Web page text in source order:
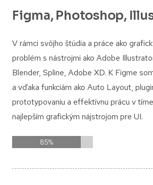
Figma, Photoshop,
V rámci svôjho štúdia a práce ako
problém s nástrojmi ako Adobe
Blender, Spline, Adobe XD. K Figme
a vďaka funkciám ako Auto Layout,
prototypovaniu a effektívnu prácu v
najlepším grafickým nájstrojom pre UI.
85%